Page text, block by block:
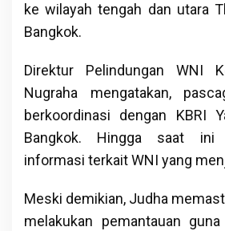
ke wilayah tengah dan utara
Bangkok.
Direktur Pelindungan WNI
Nugraha mengatakan,
berkoordinasi dengan KBRI
Bangkok. Hingga saat ini
informasi terkait WNI yang
Meski demikian, Judha
melakukan pemantauan